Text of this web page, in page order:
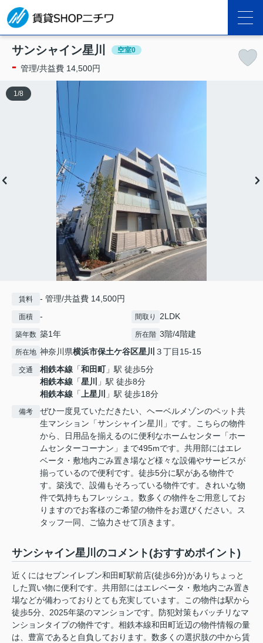
サンシャイン星川 空室0
- 管理/共益費 14,500円
1 /8
賃料 - 管理/共益費 14,500円
面積 - 間取り 2LDK
築年数 築1年 所在階 3階/4階建
所在地 神奈川県横浜市保土ケ谷区星川 ３丁目15-15
交通 相鉄本線 「和田町」駅 徒歩5分
相鉄本線 「星川
」駅 徒歩8分
相鉄本線 「 上星川 」駅 徒歩18分
備考
ぜひ一度見ていただきたい、ヘーベルメゾンのペット共
生マンション「サンシャイン星川」です。こちらの物件
から、日用品を揃えるのに便利なホームセンター「ホー
ムセンターコーナン」まで495mです。共用部にはエレ
ベータ・敷地内ごみ置き場など様々な設備やサービスが
揃っているので便利です。徒歩5分に駅がある物件で
す。築浅で、設備もそろっている物件です。きれいな物
件で気持ちもフレッシュ。数多くの物件をご用意してお
りますのでお客様のご希望の物件をお選びください。ス
タッフ一同、ご協力させて頂きます。
サンシャイン星川のコメント(おすすめポイント)
近くにはセブンイレブン和田町駅前店(徒歩6分)がありちょっと
した買い物に便利です。共用部にはエレベータ・敷地内ごみ置き
場などが備わっておりとても充実しています。この物件は駅から
徒歩5分、2025年築のマンションです。防犯対策もバッチリなマ
ンションタイプの物件です。相鉄本線和田町近辺の物件情報の量
は、豊富であると自負しております。数多くの選択肢の中から賃